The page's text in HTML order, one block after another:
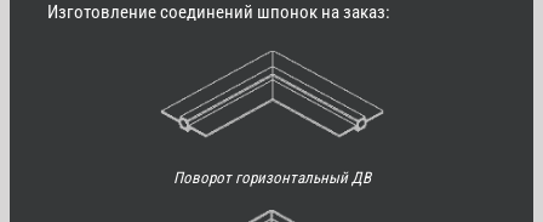
Изготовление соединений шпонок на заказ:
Поворот горизонтальный ДВ